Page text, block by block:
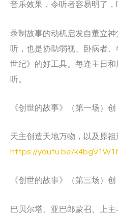
音乐效果，令听者容易明了，
录制故事的动机启发自董立
听，也是协助弱视、卧病者
世纪》的好工具。每逢主日
听。
《创世的故事》（第一场）
天主创造天地万物，以及原祖
https://youtu.be/
《创世的故事》（第三场）
巴贝尔塔、亚巴郎蒙召、上